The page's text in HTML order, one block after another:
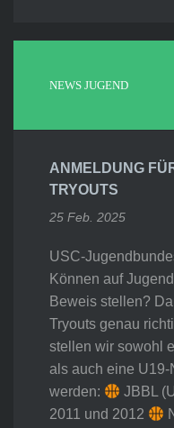
NEWS JUGEND
ANMELDUNG
TRYOUTS
25 Feb. 2025
USC-
Können auf
Beweis stellen?
Tryouts genau
stellen wir sowohl
als auch eine U19-
werden:
JBBL
2011 und 2012